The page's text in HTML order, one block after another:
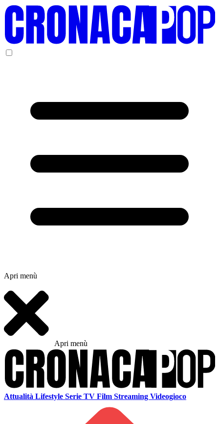
Apri menù
Apri menù
Attualità Lifestyle Serie TV Film Streaming Videogioco